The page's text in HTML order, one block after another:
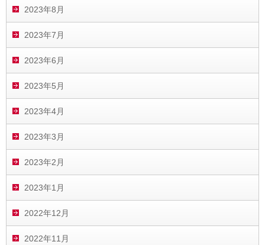
2023年8月
2023年7月
2023年6月
2023年5月
2023年4月
2023年3月
2023年2月
2023年1月
2022年12月
2022年11月